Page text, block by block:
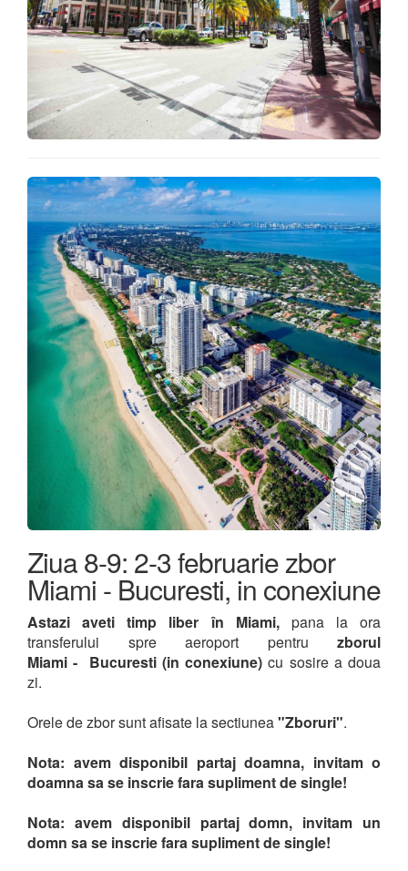
Ziua 8-9: 2-3 februarie zbor
Miami - Bucuresti, in conexiune
Astazi aveti timp liber în Miami, pana la ora
transferului spre aeroport pentru zborul
Miami - Bucuresti (in conexiune) cu sosire a doua
zi.
Orele de zbor sunt afisate la sectiunea"Zboruri".
Nota: avem disponibil partaj doamna, invitam o
doamna sa se inscrie fara supliment de single!
Nota: avem disponibil partaj domn, invitam un
domn sa se inscrie fara supliment de single!